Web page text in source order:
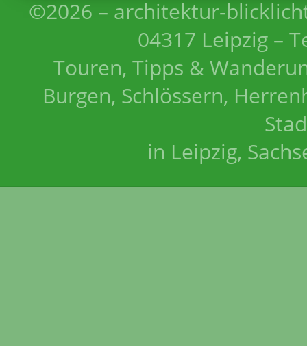
©2026 – architektur-
04317 Leipzig –
Touren, Tipps &
Burgen, Schlössern,
in Leipzig,